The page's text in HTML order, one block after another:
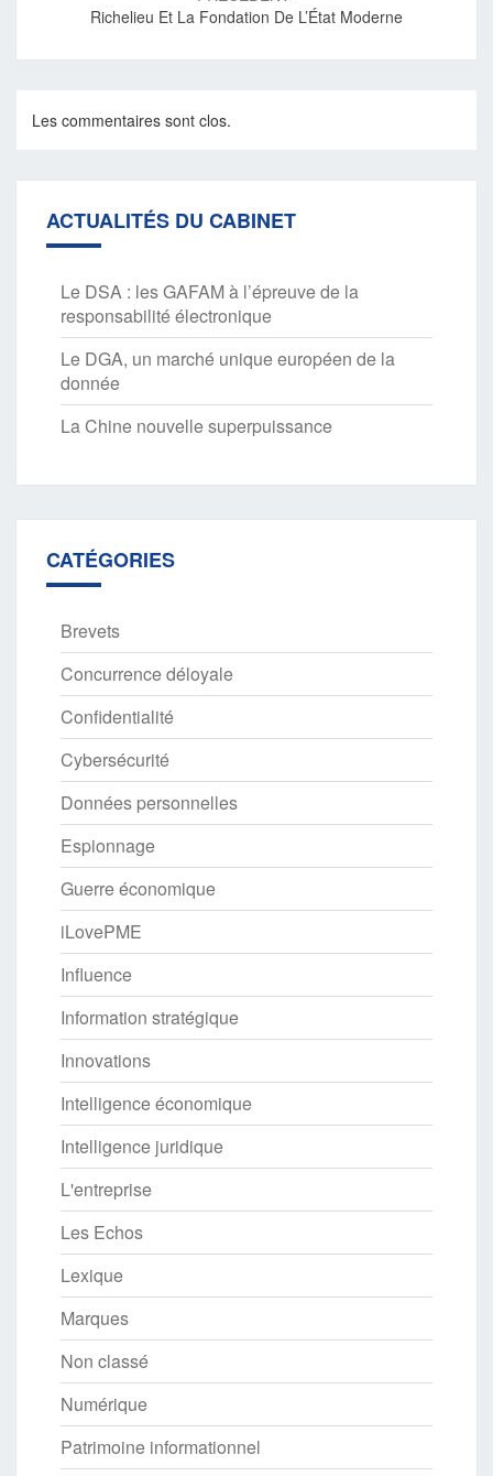
Richelieu Et La Fondation De L’État Moderne
Les commentaires sont clos.
ACTUALITÉS DU CABINET
Le DSA : les GAFAM à l’épreuve de la
responsabilité électronique
Le DGA, un marché unique européen de la
donnée
La Chine nouvelle superpuissance
CATÉGORIES
Brevets
Concurrence déloyale
Confidentialité
Cybersécurité
Données personnelles
Espionnage
Guerre économique
iLovePME
Influence
Information stratégique
Innovations
Intelligence économique
Intelligence juridique
L'entreprise
Les Echos
Lexique
Marques
Non classé
Numérique
Patrimoine informationnel